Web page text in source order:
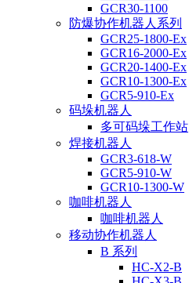
GCR30-1100
防爆协作机器人系列
GCR25-1800-Ex
GCR16-2000-Ex
GCR20-1400-Ex
GCR10-1300-Ex
GCR5-910-Ex
码垛机器人
多可码垛工作站
焊接机器人
GCR3-618-W
GCR5-910-W
GCR10-1300-W
咖啡机器人
咖啡机器人
移动协作机器人
B 系列
HC-X2-B